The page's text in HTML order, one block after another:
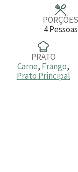
PORÇÕES
4 Pessoas
PRATO
Carne, Frango,
Prato Principal